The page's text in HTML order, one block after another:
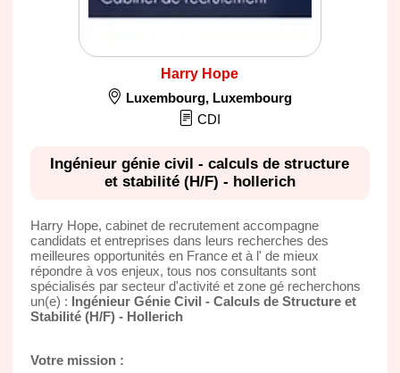
Harry Hope
Luxembourg, Luxembourg
CDI
Ingénieur génie civil - calculs de structure
et stabilité (H/F) - hollerich
Harry Hope, cabinet de recrutement accompagne
candidats et entreprises dans leurs recherches des
meilleures opportunités en France et à l' de mieux
répondre à vos enjeux, tous nos consultants sont
spécialisés par secteur d'activité et zone gé recherchons
un(e) : Ingénieur Génie Civil - Calculs de Structure et
Stabilité (H/F) - Hollerich
Votre mission :